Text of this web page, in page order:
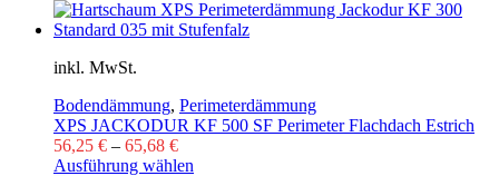
inkl. MwSt.
Bodendämmung, Perimeterdämmung
XPS JACKODUR KF 500 SF Perimeter Flachdach Estrich
56,25 € – 65,68 €
Ausführung wählen